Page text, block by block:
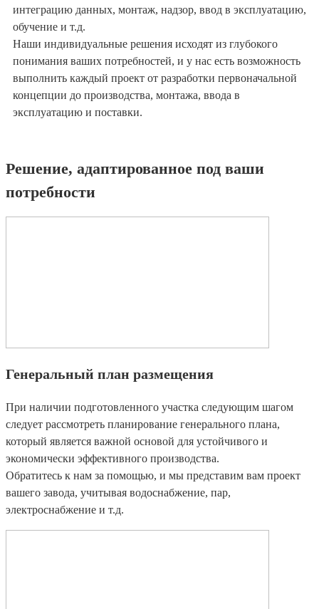
интеграцию данных, монтаж, надзор, ввод в эксплуатацию,
обучение и т.д.
Наши индивидуальные решения исходят из глубокого
понимания ваших потребностей, и у нас есть возможность
выполнить каждый проект от разработки первоначальной
концепции до производства, монтажа, ввода в
эксплуатацию и поставки.
Решение, адаптированное под ваши
потребности
Генеральный план размещения
При наличии подготовленного участка следующим шагом
следует рассмотреть планирование генерального плана,
который является важной основой для устойчивого и
экономически эффективного производства.
Обратитесь к нам за помощью, и мы представим вам проект
вашего завода, учитывая водоснабжение, пар,
электроснабжение и т.д.